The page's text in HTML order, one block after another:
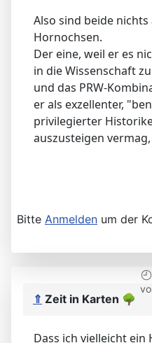
Also sind beide nichts
Hornochsen.
Der eine, weil er es
in die Wissenschaft
und das PRW-
er als exzellenter,
privilegierter
auszusteigen
Bitte Anmelden um der
⇑ Zeit in Karten 🌳
Dass ich vielleicht